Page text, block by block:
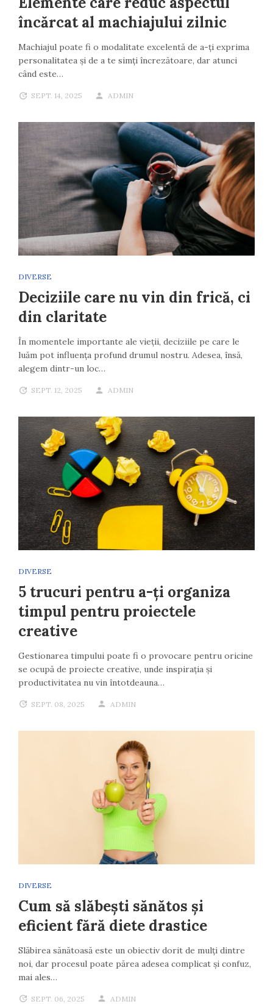
încărcat al machiajului zilnic
Machiajul poate fi o modalitate excelentă de a-ți exprima
personalitatea și de a te simți încrezătoare, dar atunci
când este…
SEPT. 14, 2025 ADMIN
DIVERSE
Deciziile care nu vin din frică, ci
din claritate
În momentele importante ale vieții, deciziile pe care le
luăm pot influența profund drumul nostru. Adesea, însă,
alegem dintr-un loc…
SEPT. 12, 2025 ADMIN
DIVERSE
5 trucuri pentru a-ți organiza
timpul pentru proiectele
creative
Gestionarea timpului poate fi o provocare pentru oricine
se ocupă de proiecte creative, unde inspirația și
productivitatea nu vin întotdeauna…
SEPT. 08, 2025 ADMIN
DIVERSE
Cum să slăbești sănătos și
eficient fără diete drastice
Slăbirea sănătoasă este un obiectiv dorit de mulți dintre
noi, dar procesul poate părea adesea complicat și confuz,
mai ales…
SEPT. 06, 2025 ADMIN